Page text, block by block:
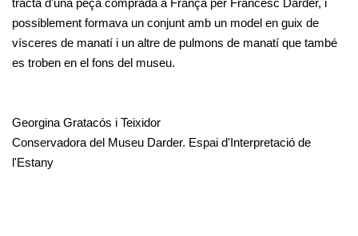
tracta d'una peça comprada a França per Francesc Darder, i
possiblement formava un conjunt amb un model en guix de
vísceres de manatí i un altre de pulmons de manatí que també
es troben en el fons del museu.
Georgina Gratacós i Teixidor
Conservadora del Museu Darder. Espai d'Interpretació de
l'Estany